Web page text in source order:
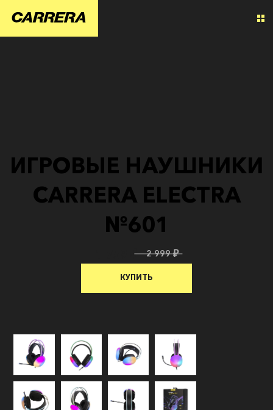
ИГРОВЫЕ НАУШНИКИ
CARRERA ELECTRA
№601
1 759 ₽ 2 999 ₽
КУПИТЬ